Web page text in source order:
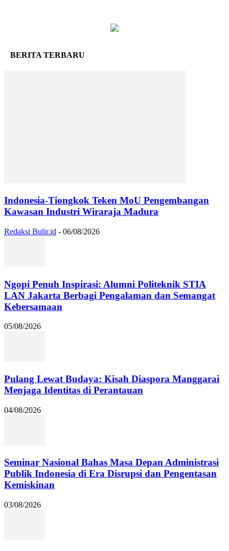
BERITA TERBARU
Indonesia-Tiongkok Teken MoU Pengembangan
Kawasan Industri Wiraraja Madura
Redaksi Bulir.id - 06/08/2026
Ngopi Penuh Inspirasi: Alumni Politeknik STIA
LAN Jakarta Berbagi Pengalaman dan Semangat
Kebersamaan
05/08/2026
Pulang Lewat Budaya: Kisah Diaspora Manggarai
Menjaga Identitas di Perantauan
04/08/2026
Seminar Nasional Bahas Masa Depan Administrasi
Publik Indonesia di Era Disrupsi dan Pengentasan
Kemiskinan
03/08/2026